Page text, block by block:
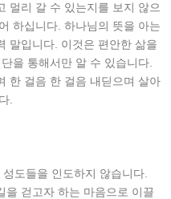
멀리 갈 수 있는지를 보지 않으
하십니다. 하나님의 뜻을 아는
말입니다. 이것은 편안한 삶을
을 통해서만 알 수 있습니다.
한 걸음 한 걸음 내딛으며 살아
.
도들을 인도하지 않습니다.
을 걷고자 하는 마음으로 이끌